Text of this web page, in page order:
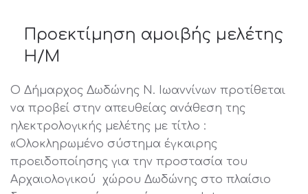
Προεκτίμηση αμοιβής μελέτης
Η/Μ
Ο Δήμαρχος Δωδώνης Ν. Ιωαννίνων προτίθεται
να προβεί στην απευθείας ανάθεση της
ηλεκτρολογικής μελέτης με τίτλο :
«Ολοκληρωμένο σύστημα έγκαιρης
προειδοποίησης για την προστασία του
Αρχαιολογικού χώρου Δωδώνης στο πλαίσιο